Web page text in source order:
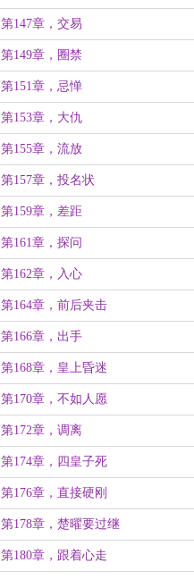
第147章，交易
第149章，圈禁
第151章，忌惮
第153章，大仇
第155章，流放
第157章，投名状
第159章，差距
第161章，探问
第162章，入心
第164章，前后夹击
第166章，出手
第168章，皇上昏迷
第170章，不如人愿
第172章，调离
第174章，四皇子死
第176章，直接硬刚
第178章，楚曜要过继
第180章，跟着心走